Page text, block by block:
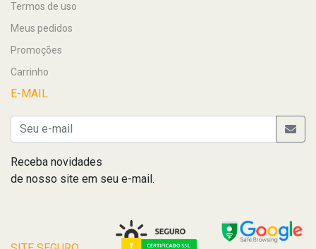
Termos de uso
Meus pedidos
Promoções
Carrinho
E-MAIL
Receba novidades
de nosso site em seu e-mail.